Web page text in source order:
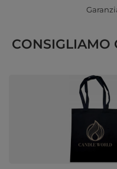
CONSIGLIAMO